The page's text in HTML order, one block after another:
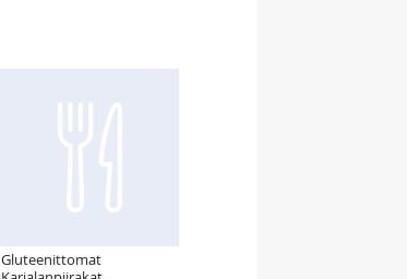
Gluteenittomat